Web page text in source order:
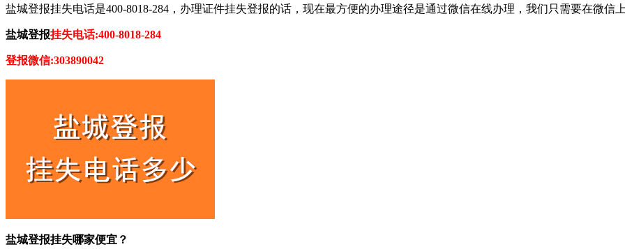
盐城登报挂失电话是400-8018-284，办理证件挂失登报的话，现在最方便的办理途径是通过微信在线办理，我们只需要在微信
盐城登报挂失电话:400-8018-284
登报微信:303890042
盐城登报挂失哪家便宜？